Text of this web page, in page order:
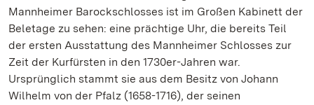
Mannheimer Barockschlosses ist im Großen Kabinett der
Beletage zu sehen: eine prächtige Uhr, die bereits Teil
der ersten Ausstattung des Mannheimer Schlosses zur
Zeit der Kurfürsten in den 1730er-Jahren war.
Ursprünglich stammt sie aus dem Besitz von Johann
Wilhelm von der Pfalz (1658-1716), der seinen